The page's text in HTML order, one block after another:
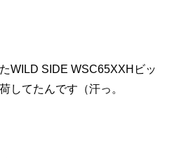
WILD SIDE WSC65XXHビッ
してたんです（汗っ。